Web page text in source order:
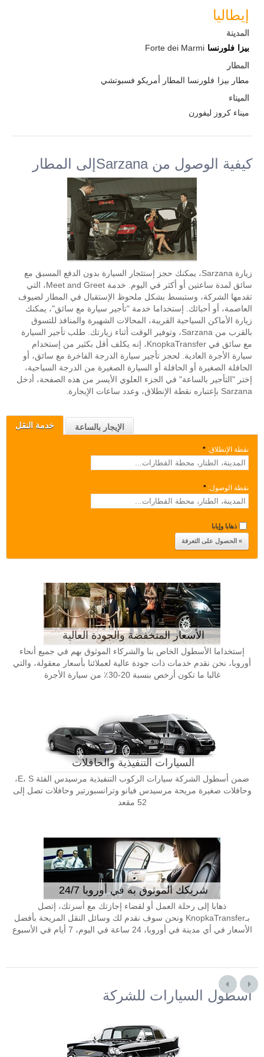
خدمة النقل الإيجار بالساعة
نقطة الإنطلاق: *
نقطة الوصول: *
ذهابا وإيابا
الأسعار المنخفضة والجودة العالية
إستخداما الأسطول الخاص بنا والشركاء الموثوق بهم في جميع أنحاء
أوروبا، نحن نقدم خدمات ذات جودة عالية لعملائنا بأسعار معقولة، والتي
غالبا ما تكون أرخص بنسبة 20-30٪ من سيارة الأجرة
السيارات التنفيذية والحافلات
ضمن أسطول الشركة سيارات الركوب التنفيذية مرسيدس الفئة E، S،
وحافلات صغيرة مريحة مرسيدس فيانو وترانسبورتير وحافلات تصل إلى
52 مقعد
شريكك الموثوق به في أوروبا 24/7
ذهابا إلى رحلة العمل أو لقضاء إجازتك مع أسرتك، إتصل
بـKnopkaTransfer ونحن سوف نقدم لك وسائل النقل المريحة بأفضل
الأسعار في أي مدينة في أوروبا، 24 ساعة في اليوم، 7 أيام في الأسبوع
إيطاليا
المدينة
بيزا
فلورنسا Forte dei Marmi
المطار
مطار بيزا فلورنسا المطار أمريكو فسبوتشي
الميناء
ميناء كروز ليفورن
كيفية الوصول من Sarzanaإلى المطار
زيارة Sarzana، يمكنك حجز إستئجار السيارة بدون الدفع المسبق مع
سائق لمدة ساعتين أو أكثر في اليوم. خدمة Meet and Greet، التي
تقدمها الشركة، وستبسط بشكل ملحوظ الإستقبال في المطار لضيوف
العاصمة، أو أحبائك. إستخداما خدمة "تأجير سيارة مع سائق"، يمكنك
زيارة الأماكن السياحية القريبة، المحالات الشهيرة والمنافذ للتسوق
بالقرب من Sarzana، وتوفير الوقت أثناء زيارتك. طلب تأجير السيارة
مع سائق في KnopkaTransfer، إنه يكلف أقل بكثير من إستخدام
سيارة الأجرة العادية. لحجز تأجير سيارة الدرجة الفاخرة مع سائق، أو
الحافلة الصغيرة أو الحافلة أو السيارة الصغيرة من الدرجة السياحية،
إختر "التأجير بالساعة" في الجزء العلوي الأيسر من هذه الصفحة، أدخل
Sarzana بإعتباره نقطة الإنطلاق، وعدد ساعات الإيجارة.
أسطول السيارات للشركة